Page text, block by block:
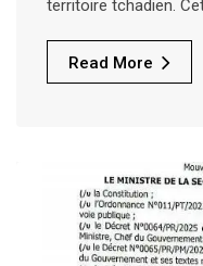
territoire tchadien.
Read More